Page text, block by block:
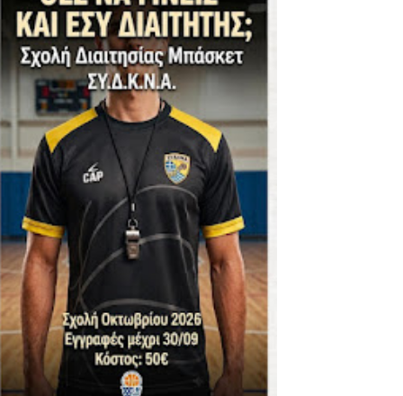
-ΕΘΝΙΚΟΣ ΛΑΓΥΝΩΝ
- Στον τελικό με Ερμή Αργ. νίκησε 72-54 το Πέρα
-ΠΕΡΑ (21.30)
στην Ένωση
-20 77-69 την φοβερή Προοδευτική